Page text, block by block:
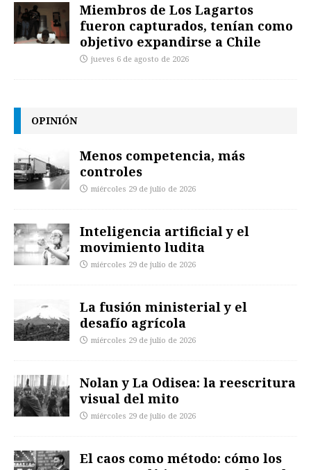
Miembros de Los Lagartos
fueron capturados, tenían como
objetivo expandirse a Chile
jueves 6 de agosto de 2026
OPINIÓN
Menos competencia, más
controles
miércoles 29 de julio de 2026
Inteligencia artificial y el
movimiento ludita
miércoles 29 de julio de 2026
La fusión ministerial y el
desafío agrícola
miércoles 29 de julio de 2026
Nolan y La Odisea: la reescritura
visual del mito
miércoles 29 de julio de 2026
El caos como método: cómo los